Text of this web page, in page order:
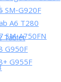
Tablet
SM-G920F
A6 T280
SM-A750FN
G950F
G955F